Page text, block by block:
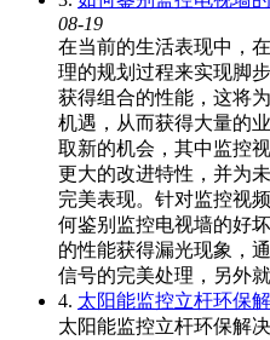
08-19
在当前的生活表现中，
理的规划过程来实现脚
获得组合的性能，这将
机遇，从而获得大量的
取新的机会，其中监控
更大的改进特性，并为
完美表现。针对监控视
何鉴别监控电视墙的好
的性能获得漏光现象，
信号的完美处理，另外
4. 太阳能监控立杆环保
太阳能监控立杆环保解